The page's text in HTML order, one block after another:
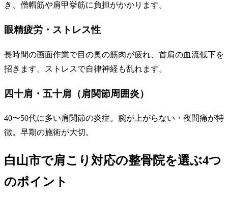
き、僧帽筋や肩甲挙筋に負担がかかります。
眼精疲労・ストレス性
長時間の画面作業で目の奥の筋肉が疲れ、首肩の血流低下を
招きます。ストレスで自律神経も乱れます。
四十肩・五十肩（肩関節周囲炎）
40〜50代に多い肩関節の炎症。腕が上がらない・夜間痛が特
徴。早期の施術が大切。
白山市で肩こり対応の整骨院を選ぶ4つ
のポイント